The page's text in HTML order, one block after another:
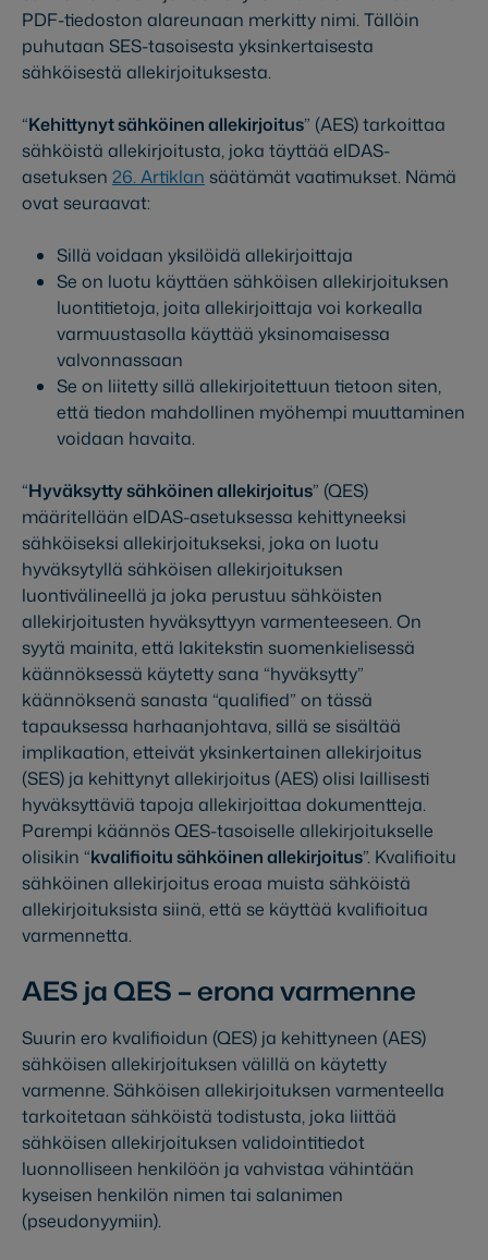
PDF-tiedoston alareunaan merkitty nimi. Tällöin
puhutaan SES-tasoisesta yksinkertaisesta
sähköisestä allekirjoituksesta.
“Kehittynyt sähköinen allekirjoitus” (AES) tarkoittaa
sähköistä allekirjoitusta, joka täyttää eIDAS-
asetuksen 26. Artiklan säätämät vaatimukset. Nämä
ovat seuraavat:
Sillä voidaan yksilöidä allekirjoittaja
Se on luotu käyttäen sähköisen allekirjoituksen
luontitietoja, joita allekirjoittaja voi korkealla
varmuustasolla käyttää yksinomaisessa
valvonnassaan
Se on liitetty sillä allekirjoitettuun tietoon siten,
että tiedon mahdollinen myöhempi muuttaminen
voidaan havaita.
“Hyväksytty sähköinen allekirjoitus” (QES)
määritellään eIDAS-asetuksessa kehittyneeksi
sähköiseksi allekirjoitukseksi, joka on luotu
hyväksytyllä sähköisen allekirjoituksen
luontivälineellä ja joka perustuu sähköisten
allekirjoitusten hyväksyttyyn varmenteeseen. On
syytä mainita, että lakitekstin suomenkielisessä
käännöksessä käytetty sana “hyväksytty”
käännöksenä sanasta “qualified” on tässä
tapauksessa harhaanjohtava, sillä se sisältää
implikaation, etteivät yksinkertainen allekirjoitus
(SES) ja kehittynyt allekirjoitus (AES) olisi laillisesti
hyväksyttäviä tapoja allekirjoittaa dokumentteja.
Parempi käännös QES-tasoiselle allekirjoitukselle
olisikin “kvalifioitu sähköinen allekirjoitus”. Kvalifioitu
sähköinen allekirjoitus eroaa muista sähköistä
allekirjoituksista siinä, että se käyttää kvalifioitua
varmennetta.
AES ja QES – erona varmenne
Suurin ero kvalifioidun (QES) ja kehittyneen (AES)
sähköisen allekirjoituksen välillä on käytetty
varmenne. Sähköisen allekirjoituksen varmenteella
tarkoitetaan sähköistä todistusta, joka liittää
sähköisen allekirjoituksen validointitiedot
luonnolliseen henkilöön ja vahvistaa vähintään
kyseisen henkilön nimen tai salanimen
(pseudonyymiin).